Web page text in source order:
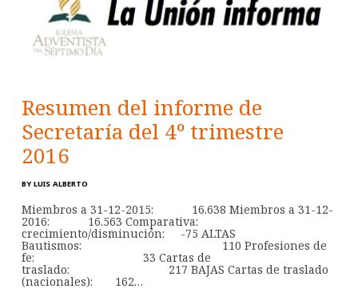
Resumen del informe de
Secretaría del 4º trimestre
2016
BY LUIS ALBERTO
Miembros a 31-12-2015: 16.638 Miembros a 31-12-
2016: 16.563 Comparativa:
crecimiento/disminución: -75 ALTAS
Bautismos: 110 Profesiones de
fe: 33 Cartas de
traslado: 217 BAJAS Cartas de traslado
(nacionales): 162…